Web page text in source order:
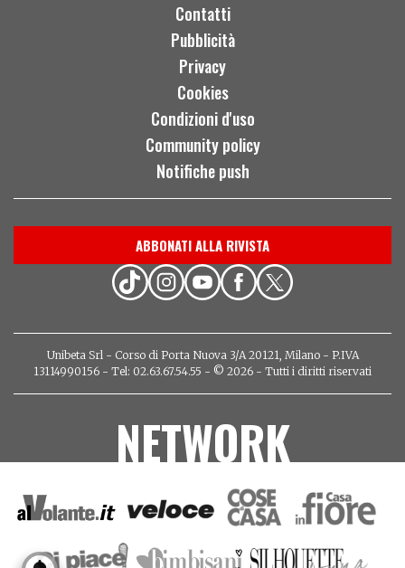
Contatti
Pubblicità
Privacy
Cookies
Condizioni d'uso
Community policy
Notifiche push
ABBONATI ALLA RIVISTA
Unibeta Srl - Corso di Porta Nuova 3/A 20121, Milano - P.IVA
13114990156 - Tel: 02.63.67.54.55 - © 2026 - Tutti i diritti riservati
NETWORK